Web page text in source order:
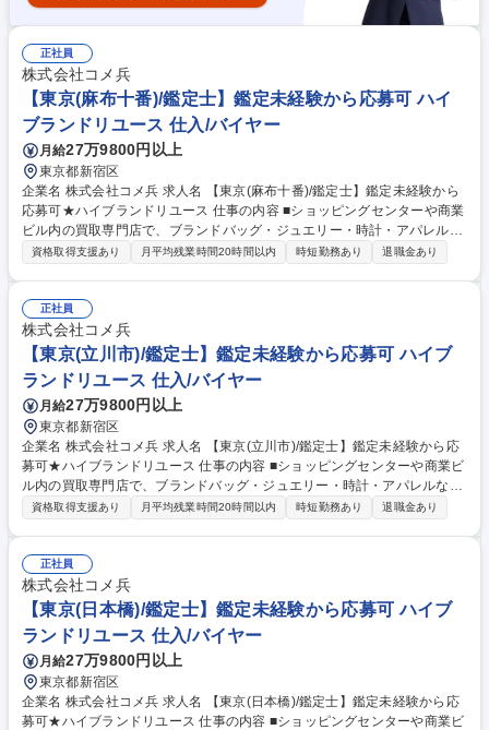
正社員
株式会社コメ兵
【東京(麻布十番)/鑑定士】鑑定未経験から応募可 ハイ
ブランドリユース 仕入/バイヤー
月給27万9800円以上
東京都新宿区
企業名 株式会社コメ兵 求人名 【東京(麻布十番)/鑑定士】鑑定未経験から
応募可★ハイブランドリユース 仕事の内容 ■ショッピングセンターや商業
ビル内の買取専門店で、ブランドバッグ・ジュエリー・時計・アパレルな
どの査定・買取をお任せいたします。 ■バイヤーからコーポレート職ま
類など、様々な品物の査定、買取をお願いします。業務を通してスキルア
ップが可能です。 【キャリアパスについて】商品センター/マーケティン
グ/WEB事業/教育/店舗開発/広報/人事/総務/経理/経営企画など、キャリア
プランを実現するため、多彩なポジションへのキャリアチェンジが可能で
す。 募集職種 【東京(麻布十番)/鑑定士】鑑定未経験から応募可★ハイブ
ランドリユース
資格取得支援あり 月平均残業時間20時間以内 時短勤務あり 退職金あり
正社員
株式会社コメ兵
【東京(立川市)/鑑定士】鑑定未経験から応募可 ハイブ
ランドリユース 仕入/バイヤー
月給27万9800円以上
東京都新宿区
企業名 株式会社コメ兵 求人名 【東京(立川市)/鑑定士】鑑定未経験から応
募可★ハイブランドリユース 仕事の内容 ■ショッピングセンターや商業ビ
ル内の買取専門店で、ブランドバッグ・ジュエリー・時計・アパレルなど
の査定・買取をお任せいたします。 ■バイヤーからコーポレート職まで、
ど、様々な品物の査定、買取をお願いします。業務を通してスキルアップ
が可能です。 【キャリアパスについて】商品センター/マーケティング/W
EB事業/教育/店舗開発/広報/人事/総務/経理/経営企画など、キャリアプラン
を実現するため、多彩なポジションへのキャリアチェンジが可能です。 募
集職種 【東京(立川市)/鑑定士】鑑定未経験から応募可★ハイブランドリユ
ース
資格取得支援あり 月平均残業時間20時間以内 時短勤務あり 退職金あり
正社員
株式会社コメ兵
【東京(日本橋)/鑑定士】鑑定未経験から応募可 ハイブ
ランドリユース 仕入/バイヤー
月給27万9800円以上
東京都新宿区
企業名 株式会社コメ兵 求人名 【東京(日本橋)/鑑定士】鑑定未経験から応
募可★ハイブランドリユース 仕事の内容 ■ショッピングセンターや商業ビ